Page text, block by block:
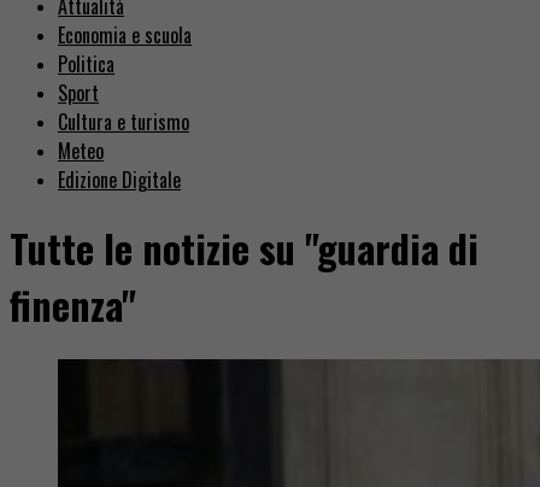
Attualità
Economia e scuola
Politica
Sport
Cultura e turismo
Meteo
Edizione Digitale
Tutte le notizie su "guardia di
finenza"